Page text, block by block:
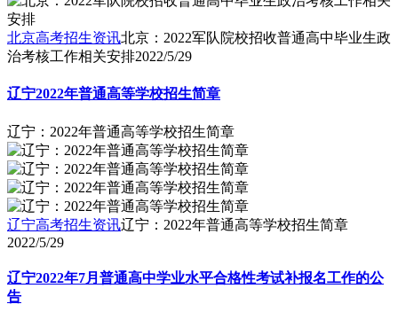
北京高考招生资讯北京：2022军队院校招收普通高中毕业生政
治考核工作相关安排2022/5/29
辽宁2022年普通高等学校招生简章
辽宁：2022年普通高等学校招生简章
辽宁高考招生资讯辽宁：2022年普通高等学校招生简章
2022/5/29
辽宁2022年7月普通高中学业水平合格性考试补报名工作的公
告